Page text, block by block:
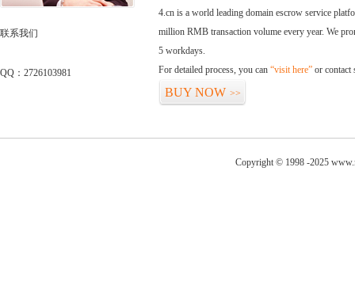
联系我们
QQ：2726103981
4.cn is a world leading domain escrow service
million RMB transaction volume every year. We
5 workdays.
For detailed process, you can “visit here” or contact
BUY NOW >>
Copyright © 1998 -2025